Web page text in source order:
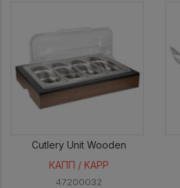
Cutlery Unit Wooden
КАПП / KAPP
47200032